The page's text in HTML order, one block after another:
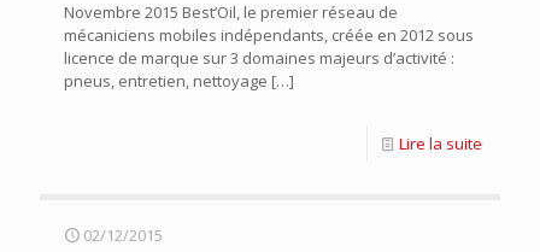
Novembre 2015 Best’Oil, le premier réseau de
mécaniciens mobiles indépendants, créée en 2012 sous
licence de marque sur 3 domaines majeurs d’activité :
pneus, entretien, nettoyage […]
Lire la suite
02/12/2015